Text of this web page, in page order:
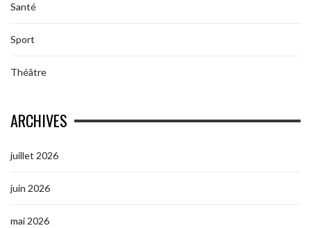
Santé
Sport
Théâtre
ARCHIVES
juillet 2026
juin 2026
mai 2026